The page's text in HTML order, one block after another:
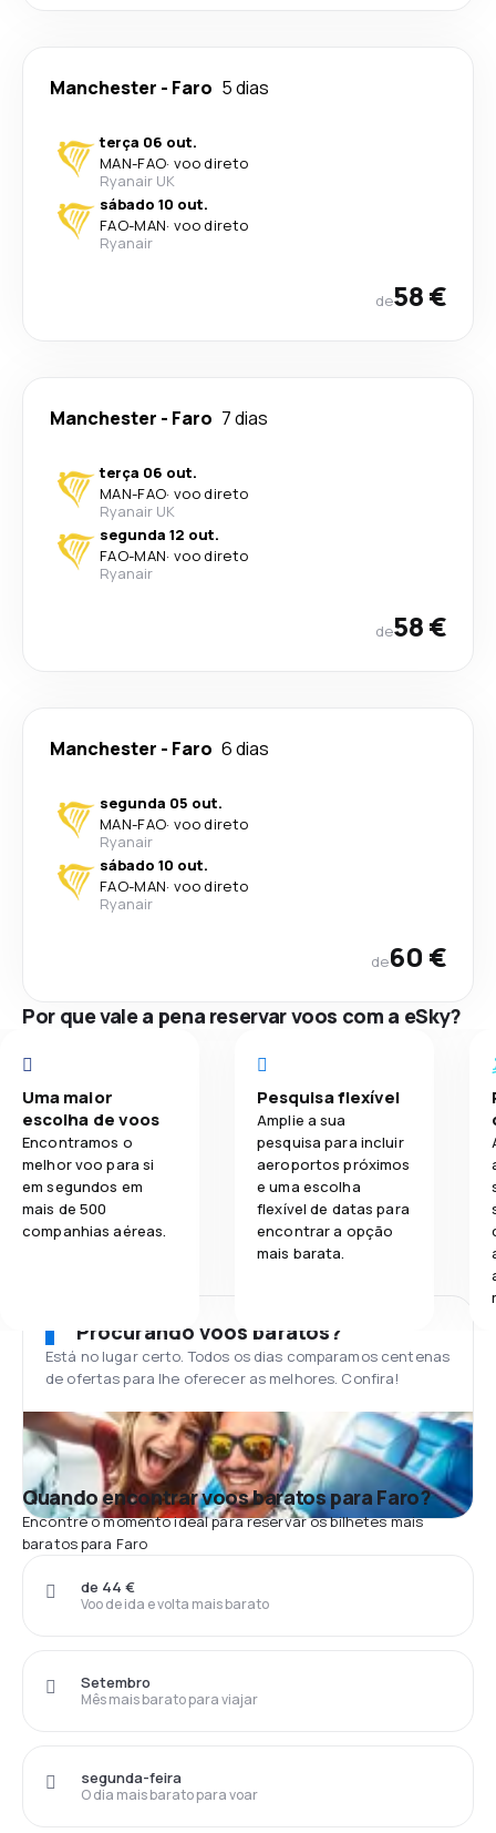
Manchester - Faro 5 dias
terça 06 out.
MAN-FAO· voo direto
Ryanair UK
sábado 10 out.
FAO-MAN· voo direto
Ryanair
de58 €
Manchester - Faro 7 dias
terça 06 out.
MAN-FAO· voo direto
Ryanair UK
segunda 12 out.
FAO-MAN· voo direto
Ryanair
de58 €
Manchester - Faro 6 dias
segunda 05 out.
MAN-FAO· voo direto
Ryanair
sábado 10 out.
FAO-MAN· voo direto
Ryanair
de60 €
Por que vale a pena reservar voos com a eSky?
Uma maior
escolha de voos
Encontramos o
melhor voo para si
em segundos em
mais de 500
companhias aéreas.
Pesquisa flexível
Amplie a sua
pesquisa para incluir
aeroportos próximos
e uma escolha
flexível de datas para
encontrar a opção
mais barata.
Procurando voos baratos?
Está no lugar certo. Todos os dias comparamos centenas
de ofertas para lhe oferecer as melhores. Confira!
Quando encontrar voos baratos para Faro?
Encontre o momento ideal para reservar os bilhetes mais
baratos para Faro
Voo de ida e volta mais barato
de 44 €
Mês mais barato para viajar
Setembro
O dia mais barato para voar
segunda-feira